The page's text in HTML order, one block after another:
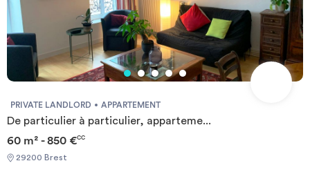
PRIVATE LANDLORD APPARTEMENT
De particulier à particulier, apparteme...
60 m² - 850 €CC
29200 Brest